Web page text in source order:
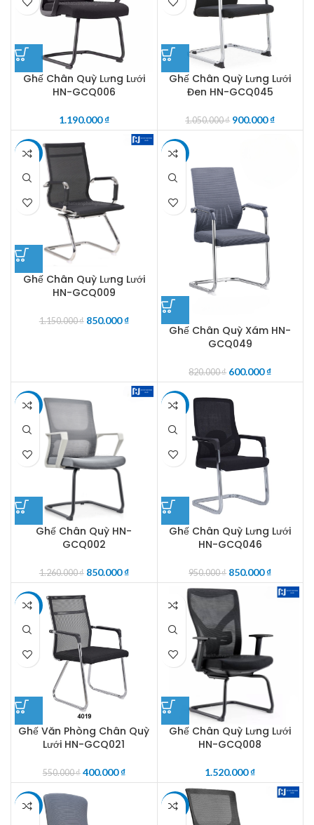
Ghế Chân Quỳ Lưng Lưới
HN-GCQ006
1.190.000₫
Ghế Chân Quỳ Lưng Lưới
Đen HN-GCQ045
1.050.000₫ 900.000₫
-26%
Ghế Chân Quỳ Lưng Lưới
HN-GCQ009
1.150.000₫ 850.000₫
-27%
Ghế Chân Quỳ Xám HN-
GCQ049
820.000₫ 600.000₫
-33%
Ghế Chân Quỳ HN-
GCQ002
1.260.000₫ 850.000₫
-11%
Ghế Chân Quỳ Lưng Lưới
HN-GCQ046
950.000₫ 850.000₫
-27%
Ghế Văn Phòng Chân Quỳ
Lưới HN-GCQ021
550.000₫ 400.000₫
Ghế Chân Quỳ Lưng Lưới
HN-GCQ008
1.520.000₫
-17% -41%